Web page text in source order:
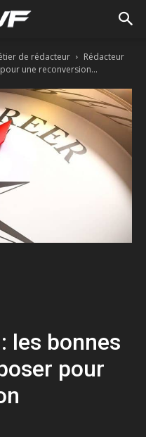
de rédacteur
Rédacteur
une reconversion...
les bonnes
pour